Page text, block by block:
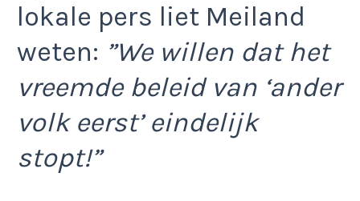
lokale pers liet Meiland
weten: ”We willen dat het
vreemde beleid van ‘ander
volk eerst’ eindelijk
stopt!”